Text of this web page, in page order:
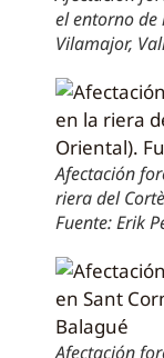
el entorno de
Vilamajor,
Afectación
riera del
Fuente: Erik
Afectación